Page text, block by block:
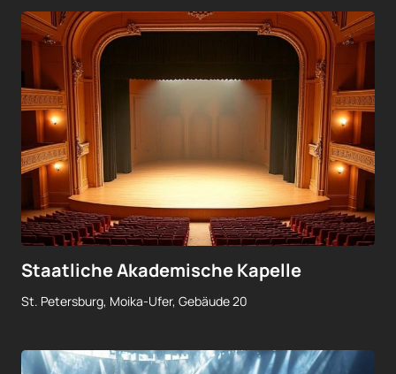
Staatliche Akademische Kapelle
St. Petersburg, Moika-Ufer, Gebäude 20